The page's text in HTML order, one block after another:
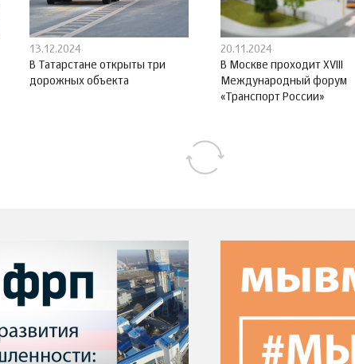
13.12.2024
В Татарстане открыты три
дорожных объекта
20.11.2024
В Москве проходит XVIII
Международный форум
«Транспорт России»